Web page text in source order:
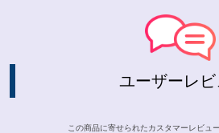
ユーザーレビ
この商品に寄せられたカスタマーレビュ